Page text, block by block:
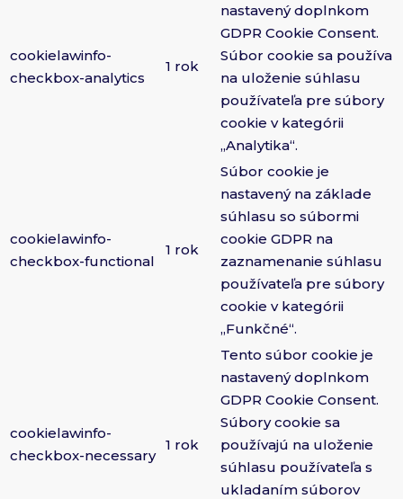
cookielawinfo-
checkbox-analytics
1 rok
nastavený doplnkom
GDPR Cookie Consent.
Súbor cookie sa používa
na uloženie súhlasu
používateľa pre súbory
cookie v kategórii
„Analytika“.
cookielawinfo-
checkbox-functional
1 rok
Súbor cookie je
nastavený na základe
súhlasu so súbormi
cookie GDPR na
zaznamenanie súhlasu
používateľa pre súbory
cookie v kategórii
„Funkčné“.
cookielawinfo-
checkbox-necessary
1 rok
Tento súbor cookie je
nastavený doplnkom
GDPR Cookie Consent.
Súbory cookie sa
používajú na uloženie
súhlasu používateľa s
ukladaním súborov